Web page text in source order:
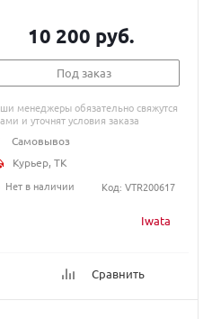
Iwata
Сравнить
10 200 руб.
Под заказ
менеджеры обязательно свяжутся
и уточнят условия заказа
Самовывоз
Курьер, ТК
Нет в наличии
Код: VTR200617